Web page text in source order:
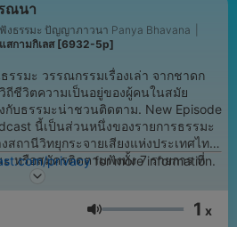
ณนา
ธรรมะ ปัญญาภาวนา Panya Bhavana
สกามกิเลส [6932-5p]
รมะ วรรณกรรมเรื่องเล่า จากชาดก
ถีชีวิตความเป็นอยู่ของผู้คนในสมัย
กับธรรมะน่าชวนติดตาม. New Episode
นี้เป็นส่วนหนึ่งของรายการธรรมะ
ถานีวิทยุกระจายเสียงแห่งประเทศไทย
หรือสมัครติดตามฟังทั้ง 7 รายการ ที่
privacyfor more information.
音量 1 x